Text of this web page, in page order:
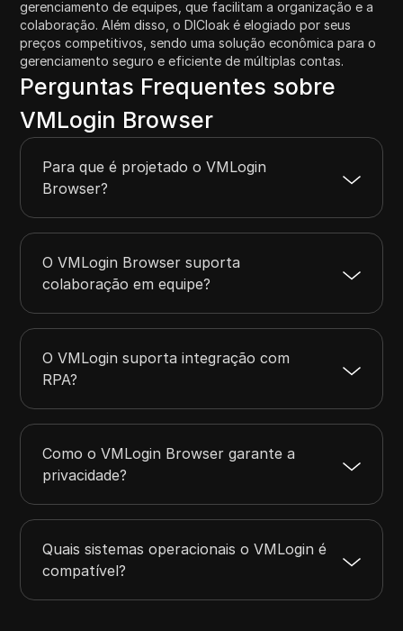
gerenciamento de equipes, que facilitam a organização e a
colaboração. Além disso, o DICloak é elogiado por seus
preços competitivos, sendo uma solução econômica para o
gerenciamento seguro e eficiente de múltiplas contas.
Perguntas Frequentes sobre
VMLogin Browser
Para que é projetado o VMLogin
Browser?
O VMLogin Browser suporta
colaboração em equipe?
O VMLogin suporta integração com
RPA?
Como o VMLogin Browser garante a
privacidade?
Quais sistemas operacionais o VMLogin é
compatível?